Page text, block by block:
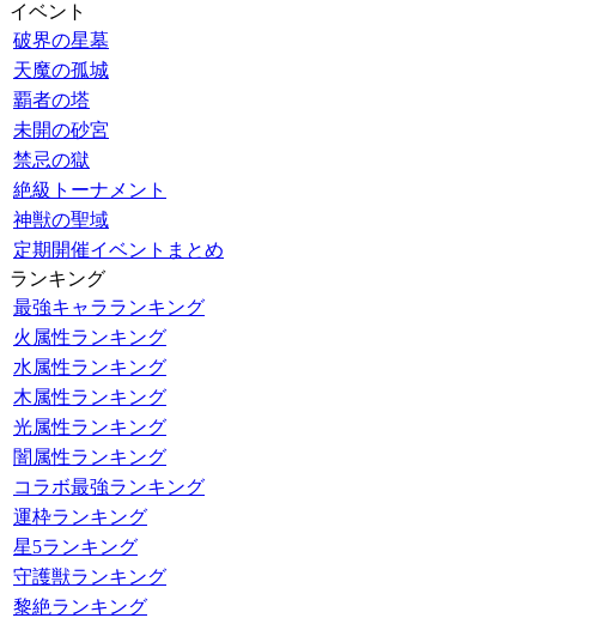
イベント
破界の星墓
天魔の孤城
覇者の塔
未開の砂宮
禁忌の獄
絶級トーナメント
神獣の聖域
定期開催イベントまとめ
ランキング
最強キャラランキング
火属性ランキング
水属性ランキング
木属性ランキング
光属性ランキング
闇属性ランキング
コラボ最強ランキング
運枠ランキング
星5ランキング
守護獣ランキング
黎絶ランキング